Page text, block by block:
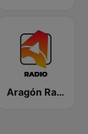
Aragón Radio